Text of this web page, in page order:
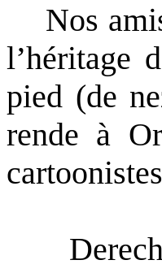
Nos
l’héritage
pied (de
rende à